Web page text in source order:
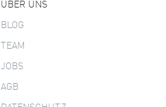
ÜBER UNS
BLOG
TEAM
JOBS
AGB